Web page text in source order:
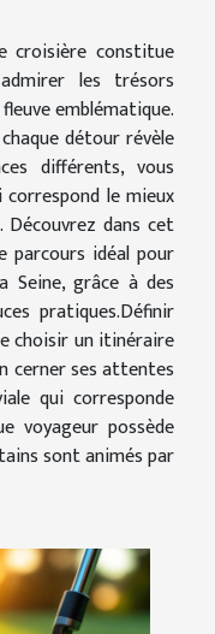
croisière constitue
les trésors
emblématique.
détour révèle
différents, vous
le mieux
dans cet
parcours idéal pour
Seine, grâce à des
pratiques.Définir
choisir un itinéraire
cerner ses attentes
qui corresponde
voyageur possède
sont animés par